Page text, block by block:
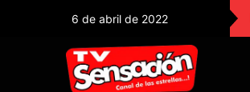
6 de abril de 2022